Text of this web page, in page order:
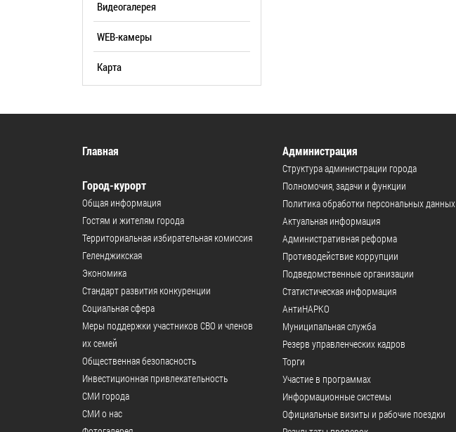
Видеогалерея
WEB-камеры
Карта
Главная
Город-курорт
Общая информация
Гостям и жителям города
Территориальная избирательная комиссия
Геленджикcкая
Экономика
Стандарт развития конкуренции
Социальная сфера
Меры поддержки участников СВО и членов
их семей
Общественная безопасность
Инвестиционная привлекательность
СМИ города
СМИ о нас
Администрация
Структура администрации города
Полномочия, задачи и функции
Политика обработки персональных данных
Актуальная информация
Административная реформа
Противодействие коррупции
Подведомственные организации
Статистическая информация
АнтиНАРКО
Муниципальная служба
Резерв управленческих кадров
Торги
Участие в программах
Информационные системы
Официальные визиты и рабочие поездки